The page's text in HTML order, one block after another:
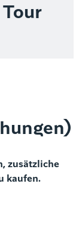
zusätzliche
kaufen.